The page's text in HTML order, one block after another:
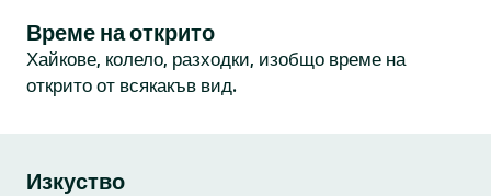
Време на открито
Хайкове, колело, разходки, изобщо време на
открито от всякакъв вид.
Изкуство